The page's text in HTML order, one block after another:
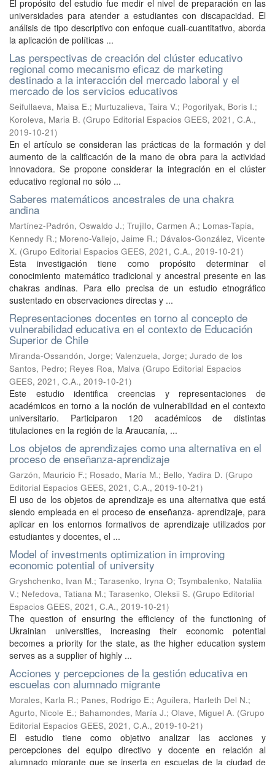
El propósito del estudio fue medir el nivel de preparación en las
universidades para atender a estudiantes con discapacidad. El
análisis de tipo descriptivo con enfoque cuali-cuantitativo, aborda
la aplicación de políticas ...
Las perspectivas de creación del clúster educativo
regional como mecanismo eficaz de marketing
destinado a la interacción del mercado laboral y el
mercado de los servicios educativos
Seifullaeva, Maisa E.; Murtuzalieva, Taira V.; Pogorilyak, Boris I.;
Koroleva, Maria B. (Grupo Editorial Espacios GEES, 2021, C.A.,
2019-10-21)
En el artículo se consideran las prácticas de la formación y del
aumento de la calificación de la mano de obra para la actividad
innovadora. Se propone considerar la integración en el clúster
educativo regional no sólo ...
Saberes matemáticos ancestrales de una chakra
andina
Martínez-Padrón, Oswaldo J.; Trujillo, Carmen A.; Lomas-Tapia,
Kennedy R.; Moreno-Vallejo, Jaime R.; Dávalos-González, Vicente
X. (Grupo Editorial Espacios GEES, 2021, C.A., 2019-10-21)
Esta investigación tiene como propósito determinar el
conocimiento matemático tradicional y ancestral presente en las
chakras andinas. Para ello precisa de un estudio etnográfico
sustentado en observaciones directas y ...
Representaciones docentes en torno al concepto de
vulnerabilidad educativa en el contexto de Educación
Superior de Chile
Miranda-Ossandón, Jorge; Valenzuela, Jorge; Jurado de los
Santos, Pedro; Reyes Roa, Malva (Grupo Editorial Espacios
GEES, 2021, C.A., 2019-10-21)
Este estudio identifica creencias y representaciones de
académicos en torno a la noción de vulnerabilidad en el contexto
universitario. Participaron 120 académicos de distintas
titulaciones en la región de la Araucanía, ...
Los objetos de aprendizajes como una alternativa en el
proceso de enseñanza-aprendizaje
Garzón, Mauricio F.; Rosado, María M.; Bello, Yadira D. (Grupo
Editorial Espacios GEES, 2021, C.A., 2019-10-21)
El uso de los objetos de aprendizaje es una alternativa que está
siendo empleada en el proceso de enseñanza- aprendizaje, para
aplicar en los entornos formativos de aprendizaje utilizados por
estudiantes y docentes, el ...
Model of investments optimization in improving
economic potential of university
Gryshchenko, Ivan M.; Tarasenko, Iryna O; Tsymbalenko, Nataliia
V.; Nefedova, Tatiana M.; Tarasenko, Oleksii S. (Grupo Editorial
Espacios GEES, 2021, C.A., 2019-10-21)
The question of ensuring the efficiency of the functioning of
Ukrainian universities, increasing their economic potential
becomes a priority for the state, as the higher education system
serves as a supplier of highly ...
Acciones y percepciones de la gestión educativa en
escuelas con alumnado migrante
Morales, Karla R.; Panes, Rodrigo E.; Aguilera, Harleth Del N.;
Agurto, Nicole E.; Bahamondes, María J.; Olave, Miguel A. (Grupo
Editorial Espacios GEES, 2021, C.A., 2019-10-21)
El estudio tiene como objetivo analizar las acciones y
percepciones del equipo directivo y docente en relación al
alumnado migrante que se inserta en escuelas de la ciudad de